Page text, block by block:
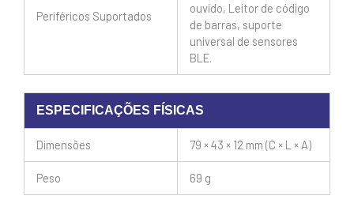
Periféricos Suportados
ouvido, Leitor de código
de barras, suporte
universal de sensores
BLE.
ESPECIFICAÇÕES FÍSICAS
Dimensões 79 × 43 × 12 mm (C × L × A)
Peso 69 g